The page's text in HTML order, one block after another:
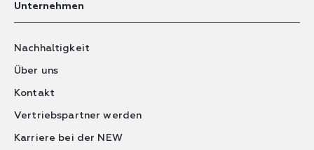
Unternehmen
Nachhaltigkeit
Über uns
Kontakt
Vertriebspartner werden
Karriere bei der NEW